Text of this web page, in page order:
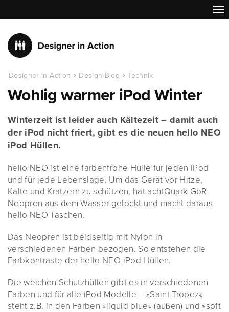
Designer in Action Design-Blog Technik
Wohlig warmer iPod Winter
Winterzeit ist leider auch Kältezeit – damit auch
der iPod nicht friert, gibt es die neuen hello NEO
iPod Hüllen.
hello NEO ist eine farbenfrohe Hülle für jeden iPod
und für jede Lebenslage. Um das Gerät vor Hitze,
Kälte und Kratzern zu schützen, hat achtQuark GbR
Neopren aus dem Wasser gelockt und macht daraus
hello NEO Taschen.
Das Neopren ist beidseitig mit Nylon in
verschiedenen Farben bezogen. So entstehen die
Farbkontraste der hello NEO iPod Hüllen.
Die weichen Schutzhüllen gibt es in verschiedenen
Farben und für alle iPod Modelle – »Saint Tropez«
steht z.B. in den Farben »liquid blue« (außen) und »soft